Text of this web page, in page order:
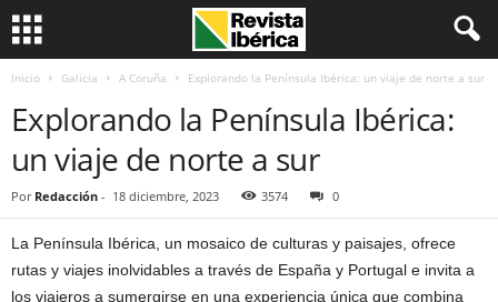
Inicio Galicia A Coruña Explorando la Península Ibérica: un viaje de norte a sur
Explorando la Península Ibérica:
un viaje de norte a sur
Por Redacción - 18 diciembre, 2023 3574 0
La Península Ibérica, un mosaico de culturas y paisajes, ofrece
rutas y viajes inolvidables a través de España y Portugal e invita a
los viajeros a sumergirse en una experiencia única que combina